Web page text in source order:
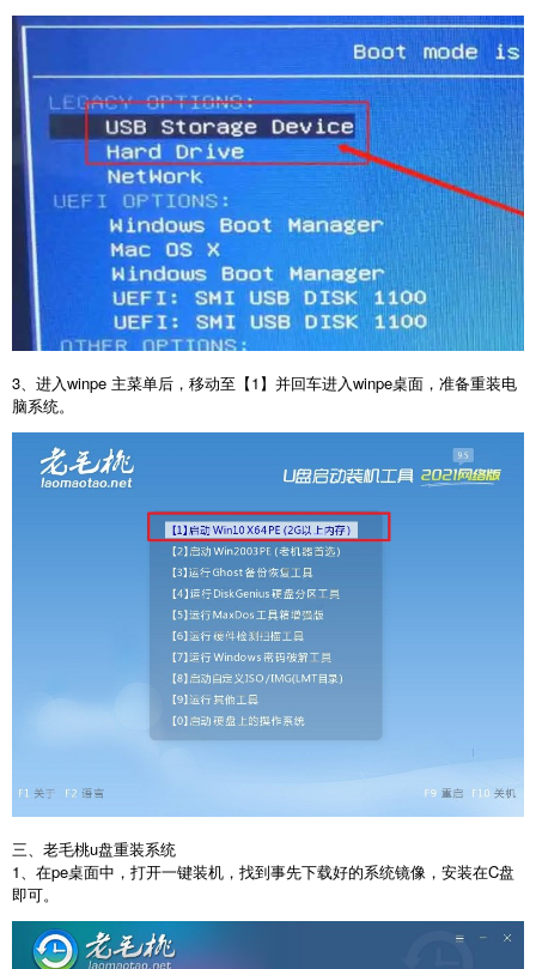
3、进入winpe 主菜单后，移动至【1】并回车进入winpe桌面，准备重装电
脑系统。
三、老毛桃u盘重装系统
1、在pe桌面中，打开一键装机，找到事先下载好的系统镜像，安装在C盘
即可。